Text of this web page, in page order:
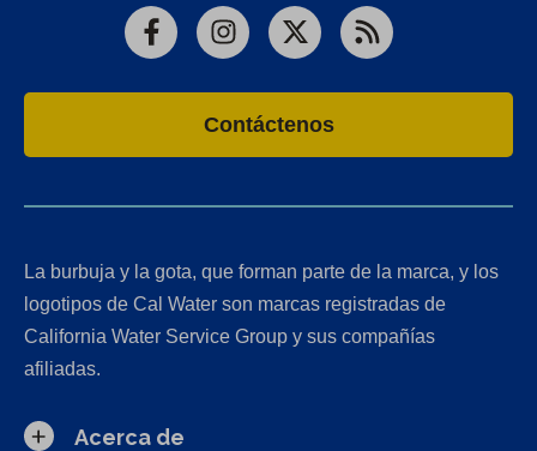
FacebookInstagram
X RSS
Contáctenos
La burbuja y la gota, que forman parte de la marca, y los
logotipos de Cal Water son marcas registradas de
California Water Service Group y sus compañías
afiliadas.
Acerca de